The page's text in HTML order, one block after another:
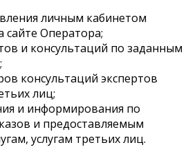
личным кабинетом
сайте Оператора;
и консультаций по заданным
консультаций экспертов
лиц;
и информирования по
и предоставляемым
услугам третьих лиц.